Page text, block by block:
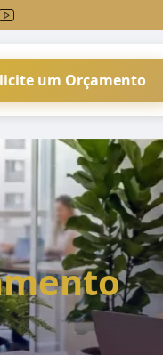
um Orçamento